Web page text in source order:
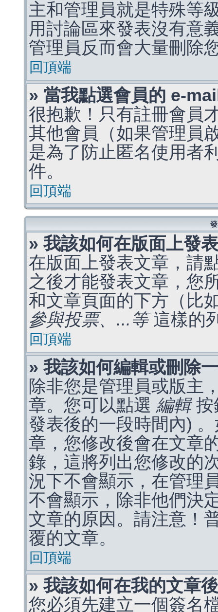
主和管理員就是特殊等
用討論區來發表沒有意
管理員反而會大量刪除
回頂端
» 當我點選會員的 e-
很抱歉！只有註冊會員
其他會員（如果管理員
是為了防止匿名使用者
件。
回頂端
» 我該如何在版面上發
在版面上發表文章，請
之後才能發表文章，您
和文章頁面的下方（比
參與投票、...等這樣的
回頂端
» 我該如何編輯或刪除
除非您是管理員或版主
章。您可以點選 編輯按
發表後的一段時間內)
章，您修改後會在文章
錄，這將列出您修改的
況下不會顯示，在管理
不會顯示，除非他們決
文章的原因。請注意！
覆的文章。
回頂端
» 我該如何在我的文章
您必須先建立一個簽名